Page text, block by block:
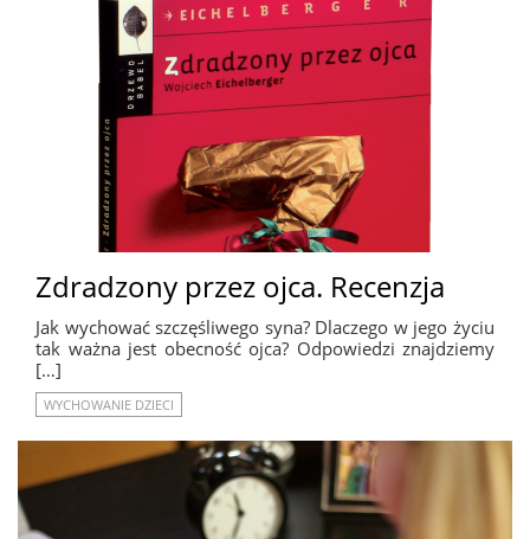
Zdradzony przez ojca. Recenzja
Jak wychować szczęśliwego syna? Dlaczego w jego życiu
tak ważna jest obecność ojca? Odpowiedzi znajdziemy
[…]
WYCHOWANIE DZIECI